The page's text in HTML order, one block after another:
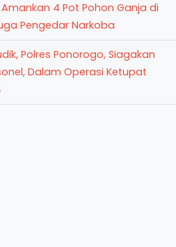
Amankan 4 Pot Pohon Ganja di
Pengedar Narkoba
Polres Ponorogo, Siagakan
Dalam Operasi Ketupat